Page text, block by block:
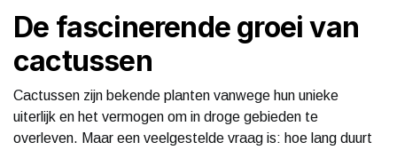
De fascinerende groei van
cactussen
Cactussen zijn bekende planten vanwege hun unieke
uiterlijk en het vermogen om in droge gebieden te
overleven. Maar een veelgestelde vraag is: hoe lang duurt